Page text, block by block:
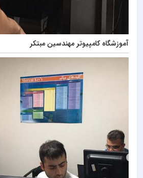
آموزشگاه کامپیوتر مهندسین مبتکر